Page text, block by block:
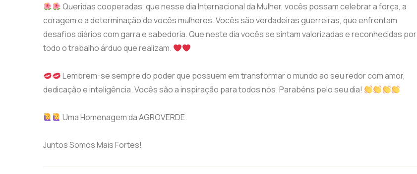
Queridas cooperadas, que nesse dia Internacional da Mulher, vocês possam celebrar a força, a
coragem e a determinação de vocês mulheres. Vocês são verdadeiras guerreiras, que enfrentam
desafios diários com garra e sabedoria. Que neste dia vocês se sintam valorizadas e reconhecidas por
todo o trabalho árduo que realizam.
Lembrem-se sempre do poder que possuem em transformar o mundo ao seu redor com amor,
dedicação e inteligência. Vocês são a inspiração para todos nós. Parabéns pelo seu dia!
Uma Homenagem da AGROVERDE.
Juntos Somos Mais Fortes!